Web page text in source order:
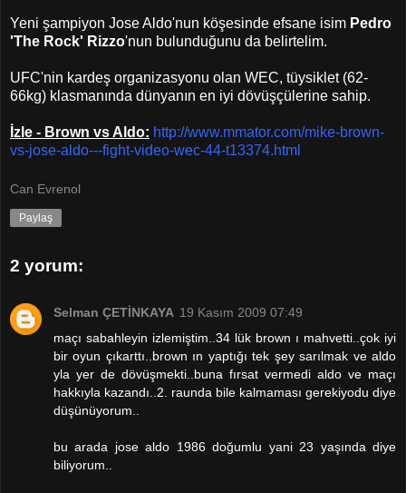
Yeni şampiyon Jose Aldo'nun köşesinde efsane isim Pedro
'The Rock' Rizzo'nun bulunduğunu da belirtelim.
UFC'nin kardeş organizasyonu olan WEC, tüysiklet (62-
66kg) klasmanında dünyanın en iyi dövüşçülerine sahip.
İzle - Brown vs Aldo: http://www.mmator.com/mike-brown-
vs-jose-aldo---fight-video-wec-44-t13374.html
Can Evrenol
Paylaş
2 yorum:
Selman ÇETİNKAYA 19 Kasım 2009 07:49
maçı sabahleyin izlemiştim..34 lük brown ı mahvetti..çok iyi
bir oyun çıkarttı..brown ın yaptığı tek şey sarılmak ve aldo
yla yer de dövüşmekti..buna fırsat vermedi aldo ve maçı
hakkıyla kazandı..2. raunda bile kalmaması gerekiyodu diye
düşünüyorum..
bu arada jose aldo 1986 doğumlu yani 23 yaşında diye
biliyorum..